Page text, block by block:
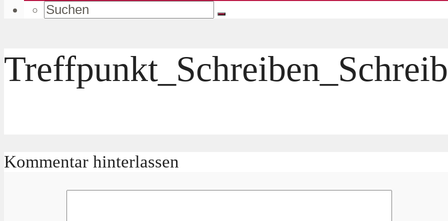
Kommentar hinterlassen